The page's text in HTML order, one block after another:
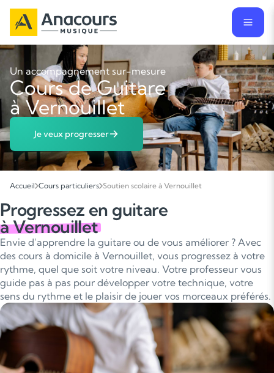
Un accompagnement sur-mesure
Cours de Guitare
à Vernouillet
Je veux progresser
Accueil Cours particuliers Soutien scolaire à Vernouillet
Progressez en guitare
à Vernouillet
Envie d’apprendre la guitare ou de vous améliorer ? Avec
des cours à domicile à Vernouillet, vous progressez à votre
rythme, quel que soit votre niveau. Votre professeur vous
guide pas à pas pour développer votre technique, votre
sens du rythme et le plaisir de jouer vos morceaux préférés.